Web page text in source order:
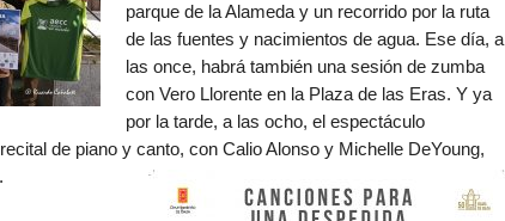
parque de la Alameda y un recorrido por la ruta
de las fuentes y nacimientos de agua. Ese día, a
las once, habrá también una sesión de zumba
con Vero Llorente en la Plaza de las Eras. Y ya
por la tarde, a las ocho, el espectáculo
de piano y canto, con Calio Alonso y Michelle DeYoung,